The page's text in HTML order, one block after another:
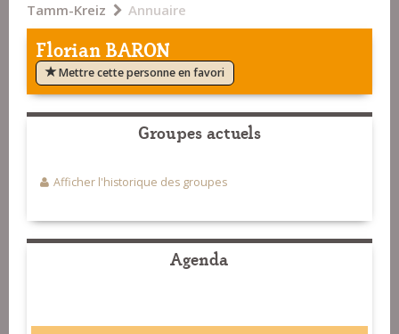
Tamm-Kreiz Annuaire
Florian BARON
Mettre cette personne en favori
Groupes actuels
Afficher l'historique des groupes
Agenda